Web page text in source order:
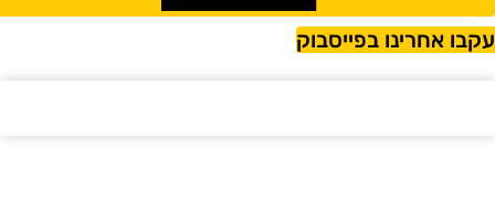
אחרינו בפייסבוק